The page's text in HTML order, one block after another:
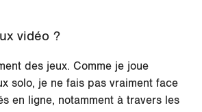
vidéo ?
des jeux. Comme je joue
solo, je ne fais pas vraiment face
en ligne, notamment à travers les